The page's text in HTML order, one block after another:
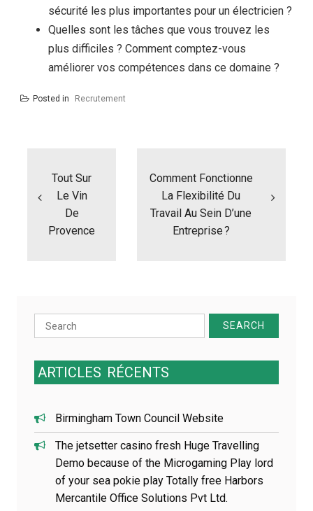
sécurité les plus importantes pour un électricien ?
Quelles sont les tâches que vous trouvez les
plus difficiles ? Comment comptez-vous
améliorer vos compétences dans ce domaine ?
Posted in Recrutement
Tout Sur
Le Vin
De
Provence
Comment Fonctionne
La Flexibilité Du
Travail Au Sein D’une
Entreprise ?
Search
for:
ARTICLES RÉCENTS
Birmingham Town Council Website
The jetsetter casino fresh Huge Travelling
Demo because of the Microgaming Play lord
of your sea pokie play Totally free Harbors
Mercantile Office Solutions Pvt Ltd.